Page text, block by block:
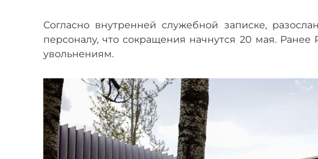
Согласно внутренней служебной записке,
персоналу, что сокращения начнутся 20 мая.
увольнениям.